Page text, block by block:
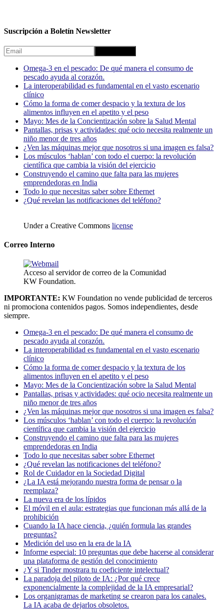
Suscripción a Boletín Newsletter
Omega-3 en el pescado: De qué manera el consumo de
pescado ayuda al corazón.
La interoperabilidad es fundamental en el vasto escenario
clínico
Cómo la forma de comer despacio y la textura de los
alimentos influyen en el apetito y el peso
Mayo: Mes de la Concientización sobre la Salud Mental
Pantallas, prisas y actividades: qué ocio necesita realmente un
niño menor de tres años
¿Ven las máquinas mejor que nosotros si una imagen es falsa?
Los músculos ‘hablan’ con todo el cuerpo: la revolución
científica que cambia la visión del ejercicio
Construyendo el camino que falta para las mujeres
emprendedoras en India
Todo lo que necesitas saber sobre Ethernet
¿Qué revelan las notificaciones del teléfono?
Under a Creative Commons license
Correo Interno
Acceso al servidor de correo de la Comunidad
KW Foundation.
IMPORTANTE: KW Foundation no vende publicidad de terceros
ni promociona contenidos pagos. Somos independientes, desde
siempre.
Omega-3 en el pescado: De qué manera el consumo de
pescado ayuda al corazón.
La interoperabilidad es fundamental en el vasto escenario
clínico
Cómo la forma de comer despacio y la textura de los
alimentos influyen en el apetito y el peso
Mayo: Mes de la Concientización sobre la Salud Mental
Pantallas, prisas y actividades: qué ocio necesita realmente un
niño menor de tres años
¿Ven las máquinas mejor que nosotros si una imagen es falsa?
Los músculos ‘hablan’ con todo el cuerpo: la revolución
científica que cambia la visión del ejercicio
Construyendo el camino que falta para las mujeres
emprendedoras en India
Todo lo que necesitas saber sobre Ethernet
¿Qué revelan las notificaciones del teléfono?
Rol de Cuidador en la Sociedad Digital
¿La IA está mejorando nuestra forma de pensar o la
reemplaza?
La nueva era de los lípidos
El móvil en el aula: estrategias que funcionan más allá de la
prohibición
Cuando la IA hace ciencia, ¿quién formula las grandes
preguntas?
Medición del uso en la era de la IA
Informe especial: 10 preguntas que debe hacerse al considerar
una plataforma de gestión del conocimiento
¿Y si Tinder mostrara tu coeficiente intelectual?
La paradoja del piloto de IA: ¿Por qué crece
exponencialmente la complejidad de la IA empresarial?
Los organigramas de marketing se crearon para los canales.
La IA acaba de dejarlos obsoletos.